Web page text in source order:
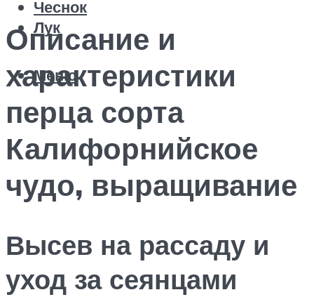
Чеснок
Лук
Меню
Описание и
характеристики
перца сорта
Калифорнийское
чудо, выращивание
Высев на рассаду и
уход за сеянцами